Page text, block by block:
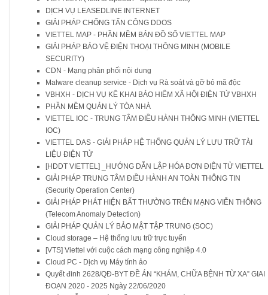
DỊCH VỤ LEASEDLINE INTERNET
GIẢI PHÁP CHỐNG TẤN CÔNG DDOS
VIETTEL MAP - PHẦN MỀM BẢN ĐỒ SỐ VIETTEL MAP
GIẢI PHÁP BẢO VỆ ĐIỆN THOẠI THÔNG MINH (MOBILE
SECURITY)
CDN - Mạng phân phối nội dung
Malware cleanup service - Dịch vụ Rà soát và gỡ bỏ mã độc
VBHXH - DỊCH VỤ KÊ KHAI BẢO HIỂM XÃ HỘI ĐIỆN TỬ VBHXH
PHẦN MỀM QUẢN LÝ TÒA NHÀ
VIETTEL IOC - TRUNG TÂM ĐIỀU HÀNH THÔNG MINH (VIETTEL
IOC)
VIETTEL DAS - GIẢI PHÁP HỆ THỐNG QUẢN LÝ LƯU TRỮ TÀI
LIỆU ĐIỆN TỬ
[HDDT VIETTEL] _HƯỚNG DẪN LẬP HÓA ĐƠN ĐIỆN TỬ VIETTEL
GIẢI PHÁP TRUNG TÂM ĐIỀU HÀNH AN TOÀN THÔNG TIN
(Security Operation Center)
GIẢI PHÁP PHÁT HIỆN BẤT THƯỜNG TRÊN MẠNG VIỄN THÔNG
(Telecom Anomaly Detection)
GIẢI PHÁP QUẢN LÝ BẢO MẬT TẬP TRUNG (SOC)
Cloud storage – Hệ thống lưu trữ trực tuyến
[VTS] Viettel với cuộc cách mạng công nghiệp 4.0
Cloud PC - Dịch vụ Máy tính ảo
Quyết đinh 2628/QĐ-BYT ĐỀ ÁN “KHÁM, CHỮA BỆNH TỪ XA” GIAI
ĐOẠN 2020 - 2025 Ngày 22/06/2020